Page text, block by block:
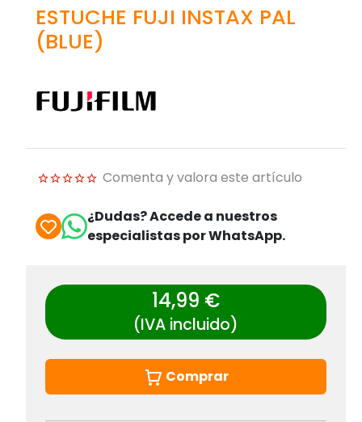
ESTUCHE FUJI INSTAX PAL
(BLUE)
Comenta y valora este artículo
¿Dudas? Accede a nuestros
especialistas por WhatsApp.
14,99 €
(IVA incluido)
Comprar